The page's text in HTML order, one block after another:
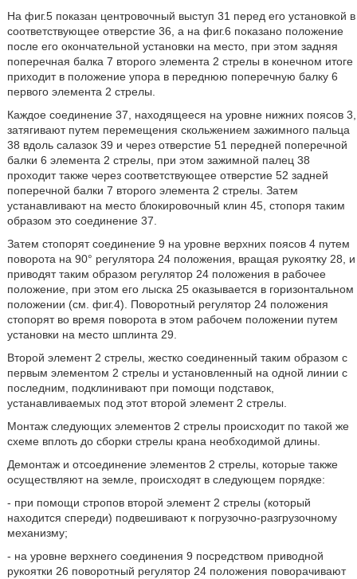
На фиг.5 показан центровочный выступ 31 перед его установкой в
соответствующее отверстие 36, а на фиг.6 показано положение
после его окончательной установки на место, при этом задняя
поперечная балка 7 второго элемента 2 стрелы в конечном итоге
приходит в положение упора в переднюю поперечную балку 6
первого элемента 2 стрелы.
Каждое соединение 37, находящееся на уровне нижних поясов 3,
затягивают путем перемещения скольжением зажимного пальца
38 вдоль салазок 39 и через отверстие 51 передней поперечной
балки 6 элемента 2 стрелы, при этом зажимной палец 38
проходит также через соответствующее отверстие 52 задней
поперечной балки 7 второго элемента 2 стрелы. Затем
устанавливают на место блокировочный клин 45, стопоря таким
образом это соединение 37.
Затем стопорят соединение 9 на уровне верхних поясов 4 путем
поворота на 90° регулятора 24 положения, вращая рукоятку 28, и
приводят таким образом регулятор 24 положения в рабочее
положение, при этом его лыска 25 оказывается в горизонтальном
положении (см. фиг.4). Поворотный регулятор 24 положения
стопорят во время поворота в этом рабочем положении путем
установки на место шплинта 29.
Второй элемент 2 стрелы, жестко соединенный таким образом с
первым элементом 2 стрелы и установленный на одной линии с
последним, подклинивают при помощи подставок,
устанавливаемых под этот второй элемент 2 стрелы.
Монтаж следующих элементов 2 стрелы происходит по такой же
схеме вплоть до сборки стрелы крана необходимой длины.
Демонтаж и отсоединение элементов 2 стрелы, которые также
осуществляют на земле, происходят в следующем порядке:
- при помощи стропов второй элемент 2 стрелы (который
находится спереди) подвешивают к погрузочно-разгрузочному
механизму;
- на уровне верхнего соединения 9 посредством приводной
рукоятки 26 поворотный регулятор 24 положения поворачивают